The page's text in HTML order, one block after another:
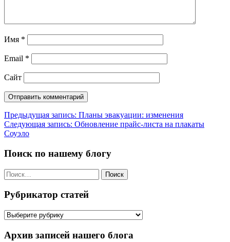
Имя *
Email *
Сайт
Навигация
по
Предыдущая запись: Планы эвакуации: изменения
Следующая запись: Обновление прайс-листа на плакаты
Соуэло
Поиск по нашему блогу
Найти:
Рубрикатор статей
Рубрикатор
Архив записей нашего блога